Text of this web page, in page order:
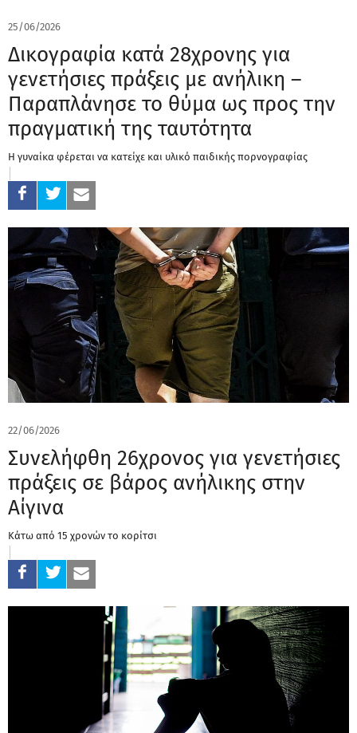
25/06/2026
Δικογραφία κατά 28χρονης για
γενετήσιες πράξεις με ανήλικη –
Παραπλάνησε το θύμα ως προς την
πραγματική της ταυτότητα
Η γυναίκα φέρεται να κατείχε και υλικό παιδικής πορνογραφίας
22/06/2026
Συνελήφθη 26χρονος για γενετήσιες
πράξεις σε βάρος ανήλικης στην
Αίγινα
Κάτω από 15 χρονών το κορίτσι